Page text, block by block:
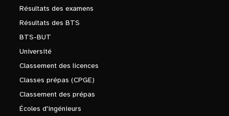
Résultats des examens
Résultats des BTS
BTS-BUT
Université
Classement des licences
Classes prépas (CPGE)
Classement des prépas
Écoles d'ingénieurs